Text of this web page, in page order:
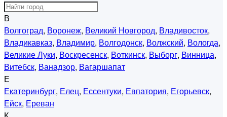
В
Волгоград, Воронеж, Великий Новгород, Владивосток,
Владикавказ, Владимир, Волгодонск, Волжский, Вологда,
Великие Луки, Воскресенск, Воткинск, Выборг, Винница,
Витебск, Ванадзор, Вагаршапат
Е
Екатеринбург, Елец, Ессентуки, Евпатория, Егорьевск,
Ейск, Ереван